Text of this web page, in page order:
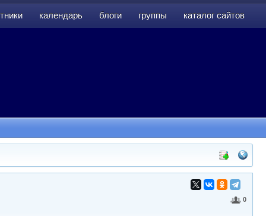
календарь блоги группы каталог сайтов
0